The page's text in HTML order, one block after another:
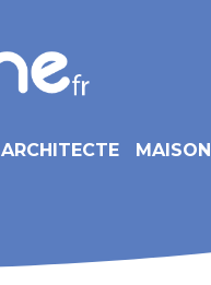
ARCHITECTE MAISON